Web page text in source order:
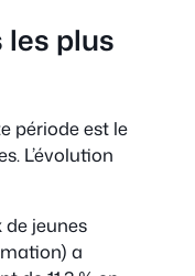
plus
période est le
L’évolution
de jeunes
a